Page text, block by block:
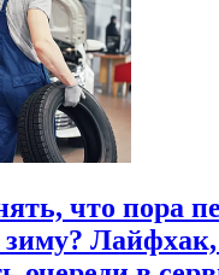
что пора
зиму?